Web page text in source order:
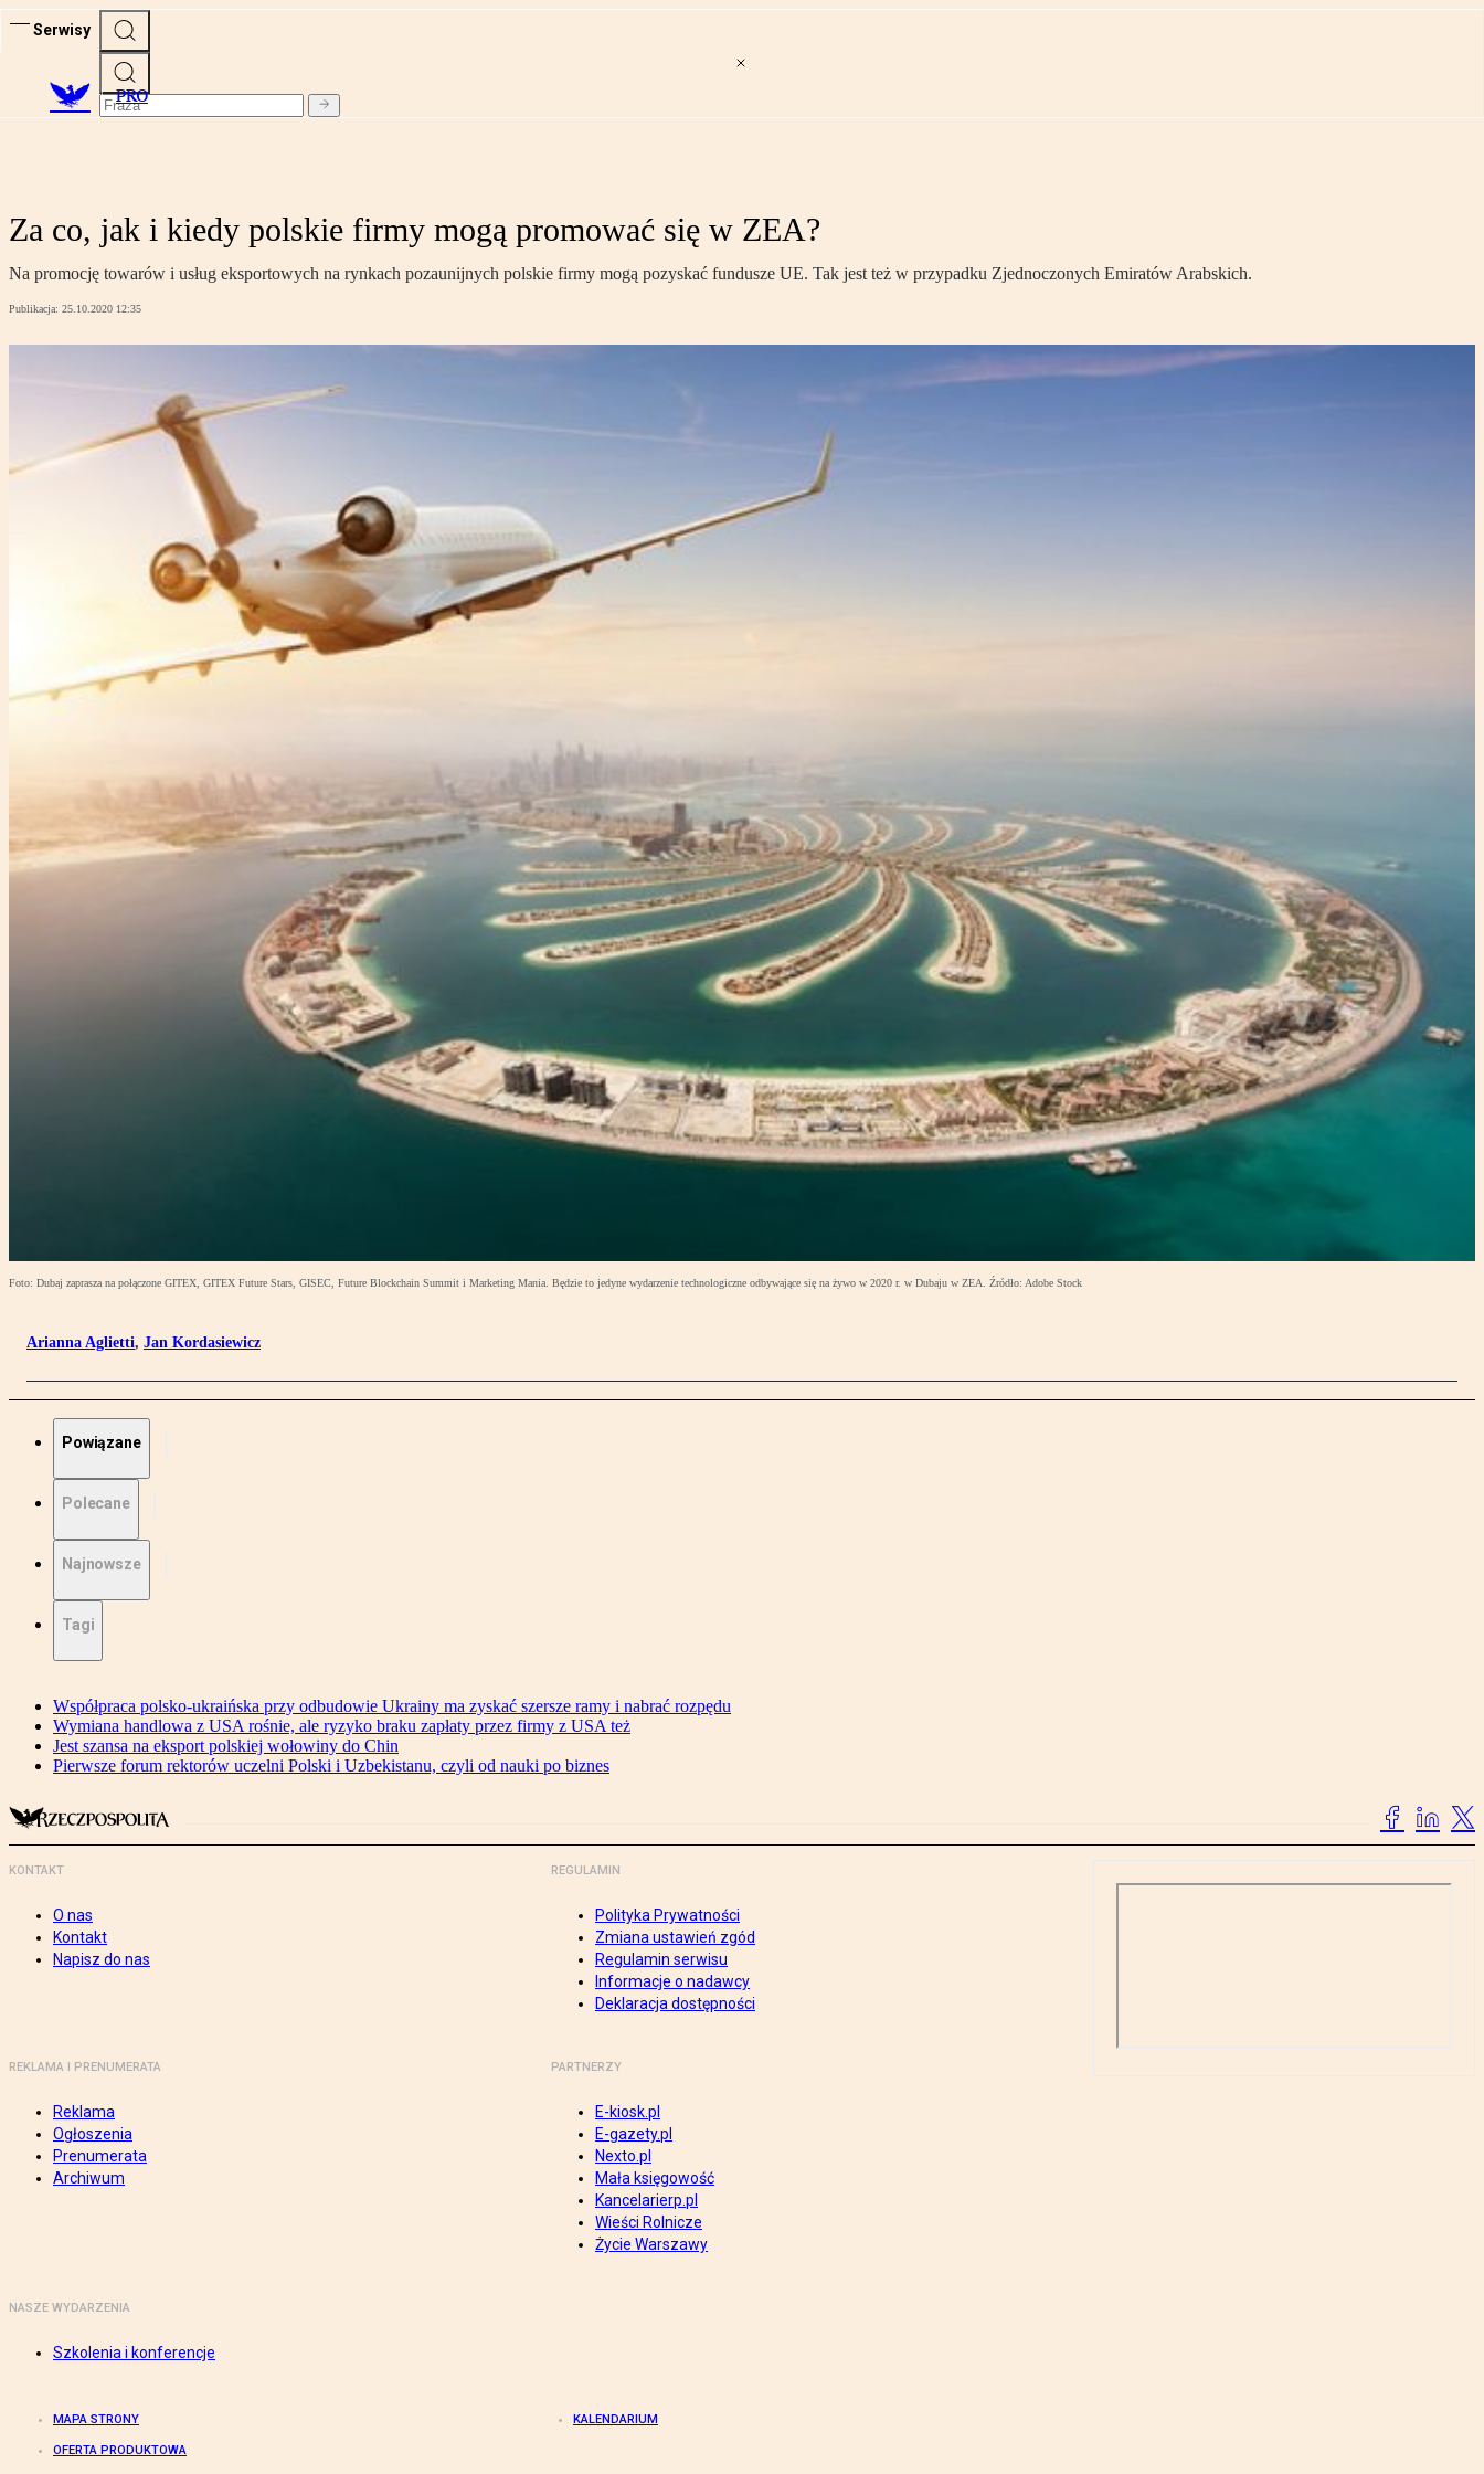
Serwisy
PRO
Za co, jak i kiedy polskie firmy mogą promować się w ZEA?
Na promocję towarów i usług eksportowych na rynkach pozaunijnych polskie firmy mogą pozyskać fundusze UE. Tak jest też w przypadku Zjednoczonych Emiratów Arabskich.
Publikacja: 25.10.2020 12:35
Foto: Dubaj zaprasza na połączone GITEX, GITEX Future Stars, GISEC, Future Blockchain Summit i Marketing Mania. Będzie to jedyne wydarzenie technologiczne odbywające się na żywo w 2020 r. w Dubaju w ZEA. Źródło: Adobe Stock
Arianna Aglietti, Jan Kordasiewicz
Powiązane
Polecane
Najnowsze
Tagi
Współpraca polsko-ukraińska przy odbudowie Ukrainy ma zyskać szersze ramy i nabrać rozpędu
Wymiana handlowa z USA rośnie, ale ryzyko braku zapłaty przez firmy z USA też
Jest szansa na eksport polskiej wołowiny do Chin
Pierwsze forum rektorów uczelni Polski i Uzbekistanu, czyli od nauki po biznes
KONTAKT
O nas
Kontakt
Napisz do nas
REGULAMIN
Polityka Prywatności
Zmiana ustawień zgód
Regulamin serwisu
Informacje o nadawcy
Deklaracja dostępności
REKLAMA I PRENUMERATA
Reklama
Ogłoszenia
Prenumerata
Archiwum
PARTNERZY
E-kiosk.pl
E-gazety.pl
Nexto.pl
Mała księgowość
Kancelarierp.pl
Wieści Rolnicze
Życie Warszawy
NASZE WYDARZENIA
Szkolenia i konferencje
MAPA STRONY KALENDARIUM
OFERTA PRODUKTOWA